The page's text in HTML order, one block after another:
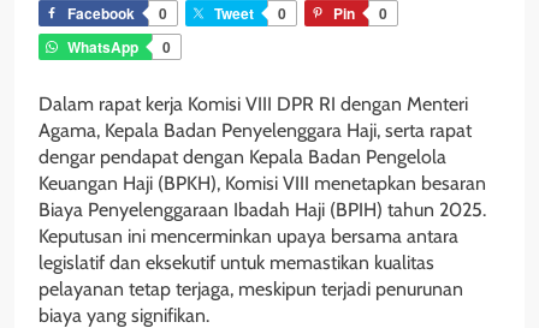
Facebook 0 Tweet 0 Pin
0
WhatsApp
0
Dalam rapat kerja Komisi VIII DPR RI dengan Menteri
Agama, Kepala Badan Penyelenggara Haji, serta rapat
dengar pendapat dengan Kepala Badan Pengelola
Keuangan Haji (BPKH), Komisi VIII menetapkan besaran
Biaya Penyelenggaraan Ibadah Haji (BPIH) tahun 2025.
Keputusan ini mencerminkan upaya bersama antara
legislatif dan eksekutif untuk memastikan kualitas
pelayanan tetap terjaga, meskipun terjadi penurunan
biaya yang signifikan.